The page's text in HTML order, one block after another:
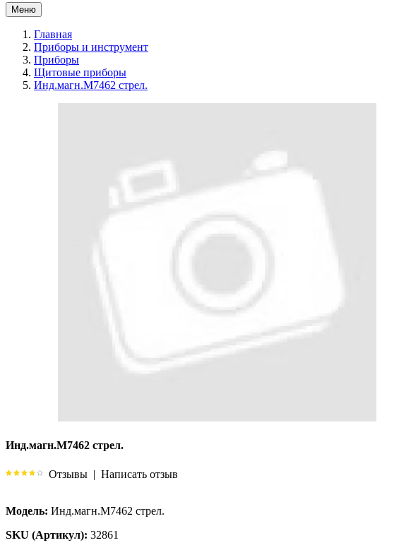
Меню
Главная
Приборы и инструмент
Приборы
Щитовые приборы
Инд.магн.М7462 стрел.
Инд.магн.М7462 стрел.
Отзывы | Написать отзыв
Модель: Инд.магн.М7462 стрел.
SKU (Артикул): 32861